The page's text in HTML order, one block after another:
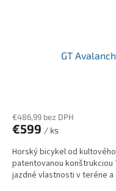
GT
€486,99 bez DPH
€599 / ks
Horský bicykel od
patentovanou
jazdné vlastnosti v teréne a